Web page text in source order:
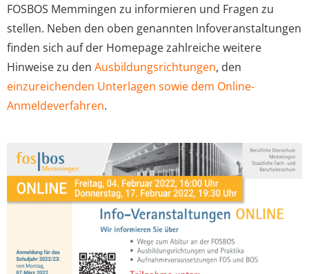
FOSBOS Memmingen zu informieren und Fragen zu
stellen. Neben den oben genannten Infoveranstaltungen
finden sich auf der Homepage zahlreiche weitere
Hinweise zu den Ausbildungsrichtungen, den
einzureichenden Unterlagen sowie dem Online-
Anmeldeverfahren.